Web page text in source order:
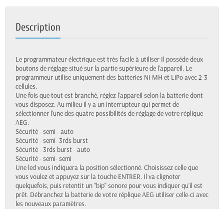
Description
Le programmateur électrique est très facile à utiliser Il posséde deux
boutons de réglage situé sur la partie supérieure de l'appareil. Le
programmeur utilise uniquement des batteries Ni-MH et LiPo avec 2-3
cellules.
Une fois que tout est branché, réglez l'appareil selon la batterie dont
vous disposez. Au milieu il y a un interrupteur qui permet de
sélectionner l'une des quatre possibilités de réglage de votre réplique
AEG:
Sécurité - semi - auto
Sécurité - semi- 3rds burst
Sécurité - 3rds burst - auto
Sécurité - semi- semi
Une led vous indiquera la position sélectionné. Choisissez celle que
vous voulez et appuyez sur la touche ENTRER. Il va clignoter
quelquefois, puis retentit un "bip" sonore pour vous indiquer qu'il est
prêt. Débranchez la batterie de votre réplique AEG utiliser celle-ci avec
les nouveaux paramètres.